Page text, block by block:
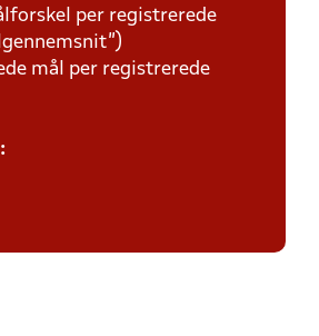
per registrerede
mål per registrerede